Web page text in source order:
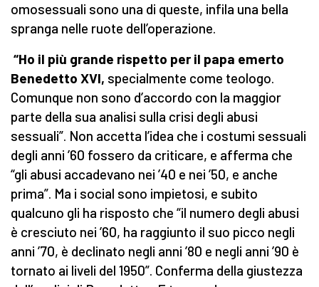
omosessuali sono una di queste, infila una bella
spranga nelle ruote dell’operazione.
“Ho il più grande rispetto per il papa emerto
Benedetto XVI, specialmente come teologo.
Comunque non sono d’accordo con la maggior
parte della sua analisi sulla crisi degli abusi
sessuali”. Non accetta l’idea che i costumi sessuali
degli anni ’60 fossero da criticare, e afferma che
“gli abusi accadevano nei ’40 e nei ’50, e anche
prima”. Ma i social sono impietosi, e subito
qualcuno gli ha risposto che “il numero degli abusi
è cresciuto nei ’60, ha raggiunto il suo picco negli
anni ’70, è declinato negli anni ’80 e negli anni ’90 è
tornato ai liveli del 1950”. Conferma della giustezza